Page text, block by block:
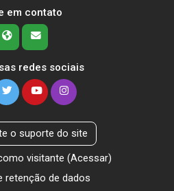
em contato
redes sociais
o suporte do site
visitante (Acessar)
retenção de dados